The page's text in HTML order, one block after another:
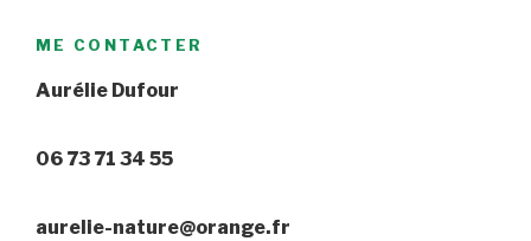
ME CONTACTER
Aurélie Dufour
06 73 71 34 55
aurelie-nature@orange.fr